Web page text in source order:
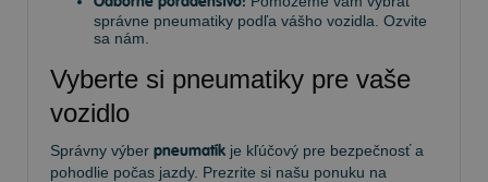
správne pneumatiky podľa vášho vozidla. Ozvite
sa nám.
Vyberte si pneumatiky pre vaše
vozidlo
Správny výber pneumatík je kľúčový pre bezpečnosť a
pohodlie počas jazdy. Prezrite si našu ponuku na